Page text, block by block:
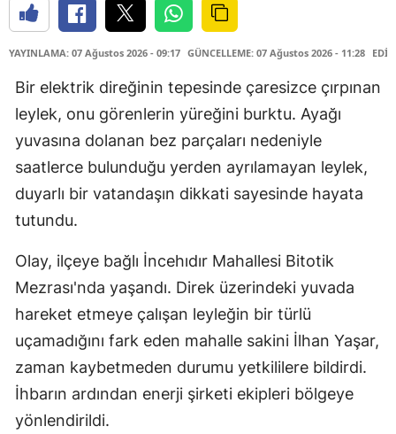
YAYINLAMA: 07 Ağustos 2026 - 09:17 GÜNCELLEME: 07 Ağustos 2026 - 11:28
Bir elektrik direğinin tepesinde çaresizce çırpınan
leylek, onu görenlerin yüreğini burktu. Ayağı
yuvasına dolanan bez parçaları nedeniyle
saatlerce bulunduğu yerden ayrılamayan leylek,
duyarlı bir vatandaşın dikkati sayesinde hayata
tutundu.
Olay, ilçeye bağlı İncehıdır Mahallesi Bitotik
Mezrası'nda yaşandı. Direk üzerindeki yuvada
hareket etmeye çalışan leyleğin bir türlü
uçamadığını fark eden mahalle sakini İlhan Yaşar,
zaman kaybetmeden durumu yetkililere bildirdi.
İhbarın ardından enerji şirketi ekipleri bölgeye
yönlendirildi.